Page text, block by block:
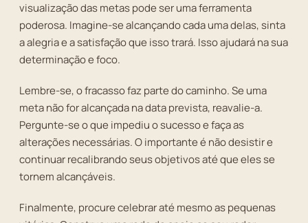
visualização das metas pode ser uma ferramenta
poderosa. Imagine-se alcançando cada uma delas, sinta
a alegria e a satisfação que isso trará. Isso ajudará na sua
determinação e foco.
Lembre-se, o fracasso faz parte do caminho. Se uma
meta não for alcançada na data prevista, reavalie-a.
Pergunte-se o que impediu o sucesso e faça as
alterações necessárias. O importante é não desistir e
continuar recalibrando seus objetivos até que eles se
tornem alcançáveis.
Finalmente, procure celebrar até mesmo as pequenas